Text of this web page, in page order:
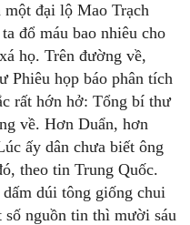
một đại lộ Mao Trạch
đổ máu bao nhiêu cho
họ. Trên đường về,
Phiêu họp báo phân tích
rất hớn hở: Tổng bí thư
về. Hơn Duẩn, hơn
ấy dân chưa biết ông
theo tin Trung Quốc.
dúi tông giống chui
nguồn tin thì mười sáu